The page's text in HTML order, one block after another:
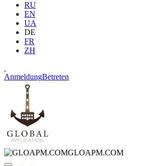
RU
EN
UA
DE
FR
ZH
AnmeldungBetreten
GLOAPM.COM